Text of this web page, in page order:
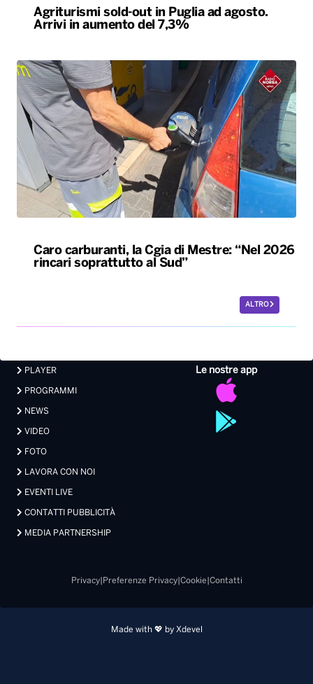
Agriturismi sold-out in Puglia ad agosto.
Arrivi in aumento del 7,3%
Caro carburanti, la Cgia di Mestre: “Nel 2026
rincari soprattutto al Sud”
ALTRO
Le nostre app
PLAYER
PROGRAMMI
NEWS
VIDEO
FOTO
LAVORA CON NOI
EVENTI LIVE
CONTATTI PUBBLICITÀ
MEDIA PARTNERSHIP
Privacy| Preferenze Privacy| Cookie Contatti
Made with 💖 by Xdevel